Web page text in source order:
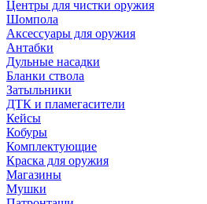
Центры для чистки оружия
Шомпола
Аксессуары для оружия
Антабки
Дульные насадки
Бланки ствола
Затыльники
ДТК и пламегасители
Кейсы
Кобуры
Комплектующие
Краска для оружия
Магазины
Мушки